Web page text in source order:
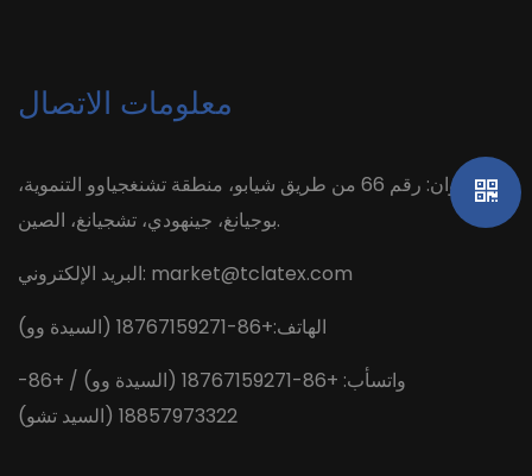
معلومات الاتصال
العنوان: رقم 66 من طريق شيابو، منطقة تشنغجياوو التنموية،
بوجيانغ، جينهودي، تشجيانغ، الصين.
البريد الإلكتروني: market@tclatex.com
الهاتف:+86-18767159271 (السيدة وو)
واتسأب: +86-18767159271 (السيدة وو) / +86-
18857973322 (السيد تشو)